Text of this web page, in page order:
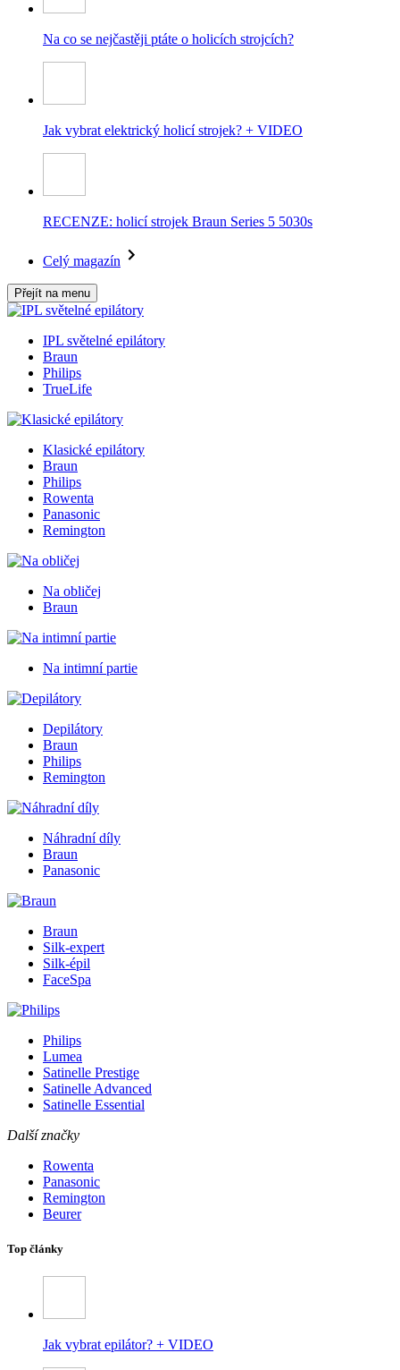
Na co se nejčastěji ptáte o holicích strojcích?
Jak vybrat elektrický holicí strojek? + VIDEO
RECENZE: holicí strojek Braun Series 5 5030s
Celý magazín
Přejít na menu
IPL světelné epilátory
Braun
Philips
TrueLife
Klasické epilátory
Braun
Philips
Rowenta
Panasonic
Remington
Na obličej
Braun
Na intimní partie
Depilátory
Braun
Philips
Remington
Náhradní díly
Braun
Panasonic
Braun
Silk-expert
Silk-épil
FaceSpa
Philips
Lumea
Satinelle Prestige
Satinelle Advanced
Satinelle Essential
Další značky
Rowenta
Panasonic
Remington
Beurer
Top články
Jak vybrat epilátor? + VIDEO